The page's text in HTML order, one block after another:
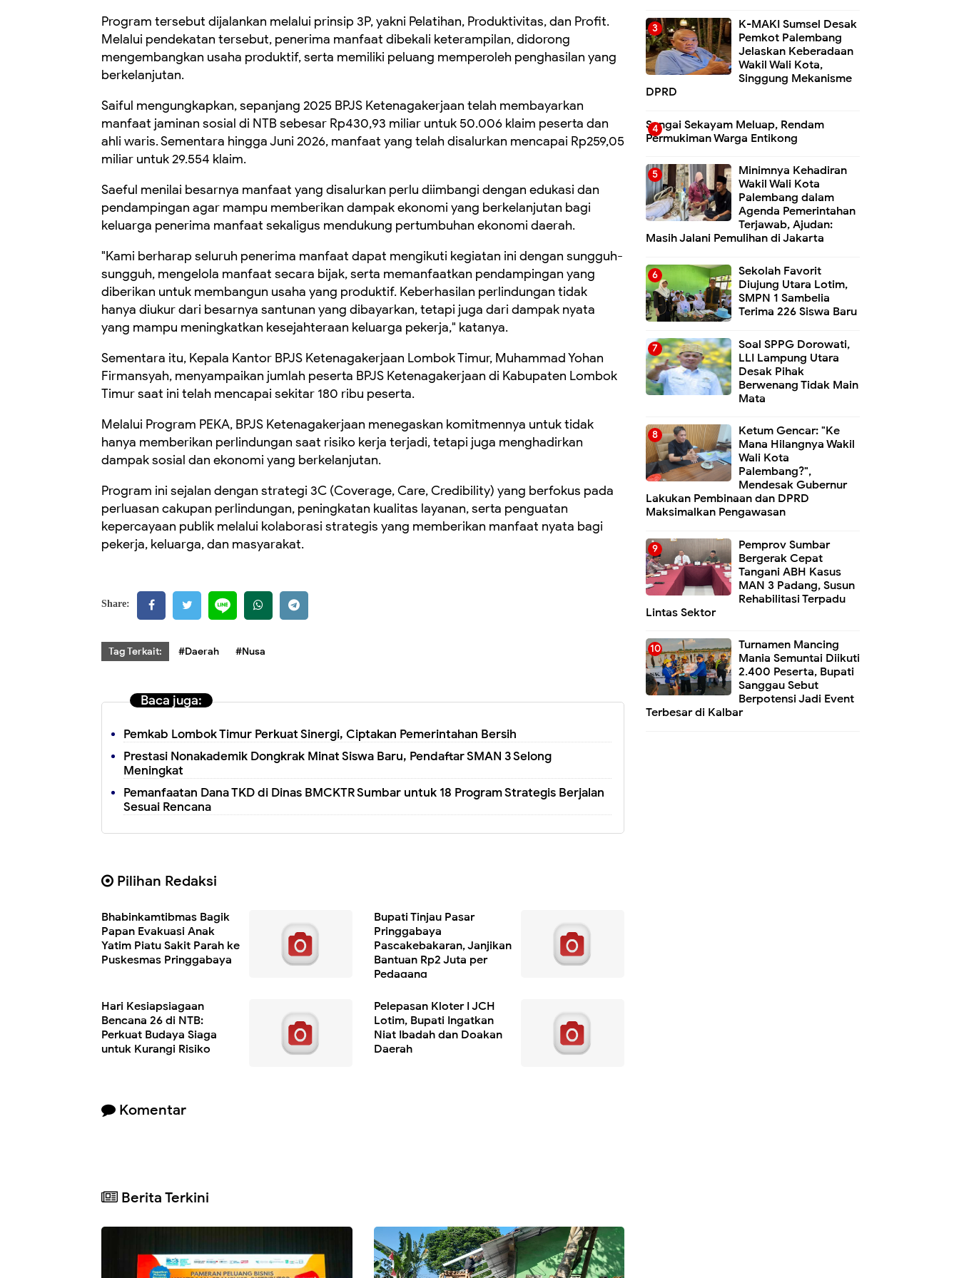
‎Program tersebut dijalankan melalui prinsip 3P, yakni Pelatihan, Produktivitas, dan Profit.
Melalui pendekatan tersebut, penerima manfaat dibekali keterampilan, didorong
mengembangkan usaha produktif, serta memiliki peluang memperoleh penghasilan yang
berkelanjutan.
‎Saiful mengungkapkan, sepanjang 2025 BPJS Ketenagakerjaan telah membayarkan
manfaat jaminan sosial di NTB sebesar Rp430,93 miliar untuk 50.006 klaim peserta dan
ahli waris. Sementara hingga Juni 2026, manfaat yang telah disalurkan mencapai Rp259,05
miliar untuk 29.554 klaim.
‎Saeful menilai besarnya manfaat yang disalurkan perlu diimbangi dengan edukasi dan
pendampingan agar mampu memberikan dampak ekonomi yang berkelanjutan bagi
keluarga penerima manfaat sekaligus mendukung pertumbuhan ekonomi daerah.
‎"Kami berharap seluruh penerima manfaat dapat mengikuti kegiatan ini dengan sungguh-
sungguh, mengelola manfaat secara bijak, serta memanfaatkan pendampingan yang
diberikan untuk membangun usaha yang produktif. Keberhasilan perlindungan tidak
hanya diukur dari besarnya santunan yang dibayarkan, tetapi juga dari dampak nyata
yang mampu meningkatkan kesejahteraan keluarga pekerja," katanya.
‎Sementara itu, Kepala Kantor BPJS Ketenagakerjaan Lombok Timur, Muhammad Yohan
Firmansyah, menyampaikan jumlah peserta BPJS Ketenagakerjaan di Kabupaten Lombok
Timur saat ini telah mencapai sekitar 180 ribu peserta.
‎Melalui Program PEKA, BPJS Ketenagakerjaan menegaskan komitmennya untuk tidak
hanya memberikan perlindungan saat risiko kerja terjadi, tetapi juga menghadirkan
dampak sosial dan ekonomi yang berkelanjutan.
‎Program ini sejalan dengan strategi 3C (Coverage, Care, Credibility) yang berfokus pada
perluasan cakupan perlindungan, peningkatan kualitas layanan, serta penguatan
kepercayaan publik melalui kolaborasi strategis yang memberikan manfaat nyata bagi
pekerja, keluarga, dan masyarakat.
Share:
Tag Terkait: #Daerah #Nusa
Baca juga:
Pemkab Lombok Timur Perkuat Sinergi, Ciptakan Pemerintahan Bersih
Prestasi Nonakademik Dongkrak Minat Siswa Baru, Pendaftar SMAN 3 Selong
Meningkat
Pemanfaatan Dana TKD di Dinas BMCKTR Sumbar untuk 18 Program Strategis Berjalan
Sesuai Rencana
Pilihan Redaksi
Bhabinkamtibmas Bagik
Papan Evakuasi Anak
Yatim Piatu Sakit Parah ke
Puskesmas Pringgabaya
Bupati Tinjau Pasar
Pringgabaya
Pascakebakaran, Janjikan
Bantuan Rp2 Juta per
Pedagang
Hari Kesiapsiagaan
Bencana 26 di NTB:
Perkuat Budaya Siaga
untuk Kurangi Risiko
Pelepasan Kloter I JCH
Lotim, Bupati Ingatkan
Niat Ibadah dan Doakan
Daerah
Komentar
Berita Terkini
K-MAKI Sumsel Desak
Pemkot Palembang
Jelaskan Keberadaan
Wakil Wali Kota,
Singgung Mekanisme
DPRD
Sungai Sekayam Meluap, Rendam
Permukiman Warga Entikong
Minimnya Kehadiran
Wakil Wali Kota
Palembang dalam
Agenda Pemerintahan
Terjawab, Ajudan:
Masih Jalani Pemulihan di Jakarta
Sekolah Favorit
Diujung Utara Lotim,
SMPN 1 Sambelia
Terima 226 Siswa Baru ‎
Soal SPPG Dorowati,
LLI Lampung Utara
Desak Pihak
Berwenang Tidak Main
Mata
Ketum Gencar: "Ke
Mana Hilangnya Wakil
Wali Kota
Palembang?",
Mendesak Gubernur
Lakukan Pembinaan dan DPRD
Maksimalkan Pengawasan
Pemprov Sumbar
Bergerak Cepat
Tangani ABH Kasus
MAN 3 Padang, Susun
Rehabilitasi Terpadu
Lintas Sektor
Turnamen Mancing
Mania Semuntai Diikuti
2.400 Peserta, Bupati
Sanggau Sebut
Berpotensi Jadi Event
Terbesar di Kalbar